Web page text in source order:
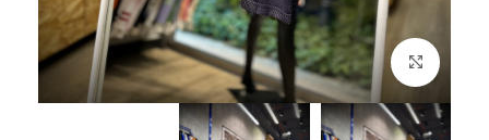
بزرگنمایی تصویر